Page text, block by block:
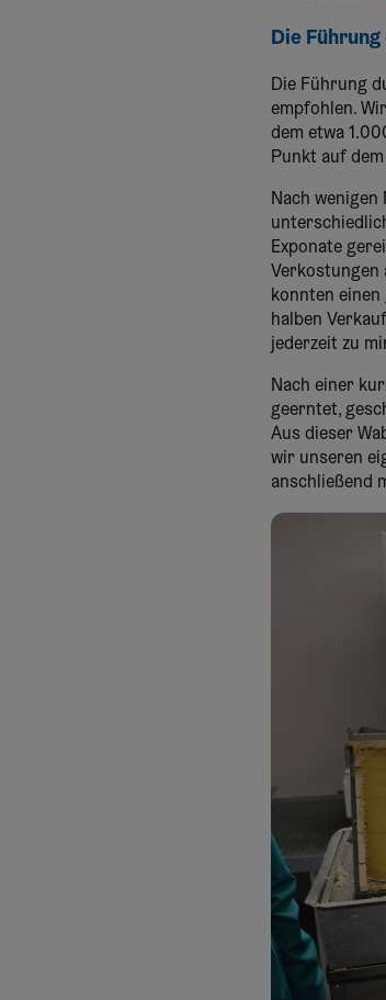
Die
Die Führung
empfohlen.
dem etwa
Punkt auf
Nach
Exponate
Verkostungen
konnten
halben
jederzeit zu
Nach einer
geerntet,
Aus dieser
wir unseren
anschließend